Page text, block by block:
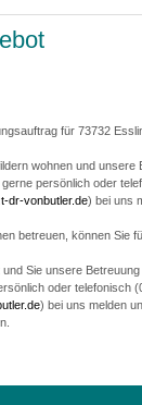
für 73732
wohnen und unsere
persönlich oder
dr-vonbutler.de) bei uns
betreuen, können Sie
Sie unsere
oder telefonisch
) bei uns melden